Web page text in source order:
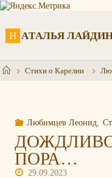
Перейти
Н АТАЛЬЯ ЛАЙДИ
ГлавнаяСтихи о Карелии
Любимцев Леонид,
ПОРА…
29.09.2023